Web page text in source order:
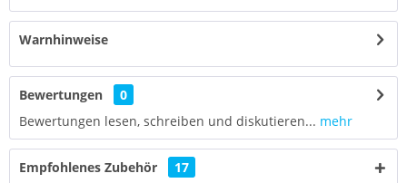
Warnhinweise
Bewertungen
0
Bewertungen lesen, schreiben und diskutieren... mehr
Empfohlenes Zubehör 17